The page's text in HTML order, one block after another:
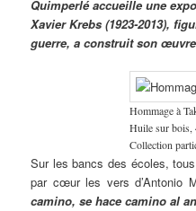
Quimperlé accueille une
Xavier Krebs (1923-2013),
guerre, a construit son
Hommage à
Huile sur bois,
Collection
Sur les bancs des écoles,
par cœur les vers d’Antonio
camino, se hace camino al